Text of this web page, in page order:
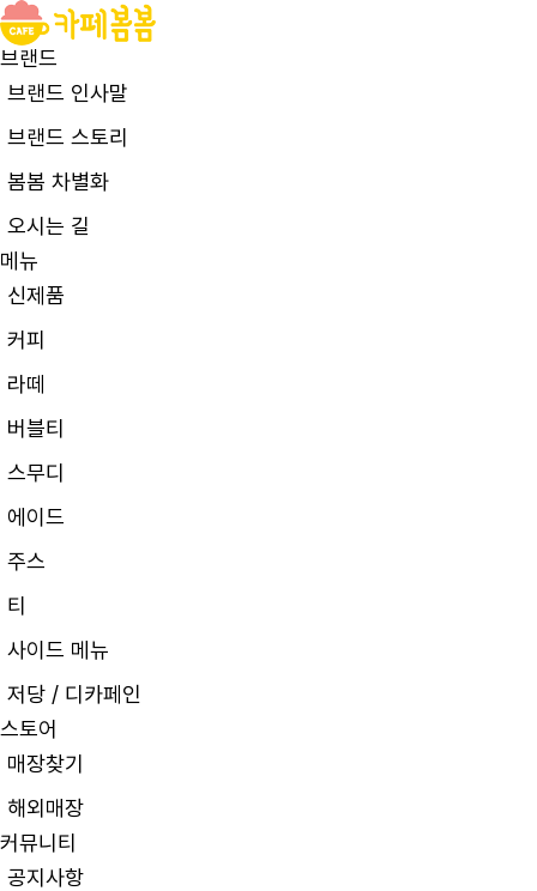
브랜드
브랜드 인사말
브랜드 스토리
봄봄 차별화
오시는 길
메뉴
신제품
커피
라떼
버블티
스무디
에이드
주스
티
사이드 메뉴
저당 / 디카페인
스토어
매장찾기
해외매장
커뮤니티
공지사항